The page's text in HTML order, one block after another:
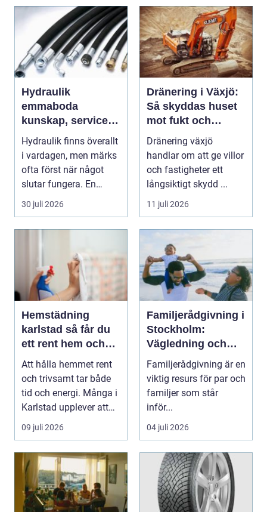
Hydraulik
emmaboda
kunskap, service
och rätt lösningar
när du behöver
dem
Hydraulik finns överallt
i vardagen, men märks
ofta först när något
slutar fungera. En
läckande slan...
30 juli 2026
Dränering i Växjö:
Så skyddas huset
mot fukt och
vattenskador
Dränering växjö
handlar om att ge villor
och fastigheter ett
långsiktigt skydd ...
11 juli 2026
Hemstädning
karlstad så får du
ett rent hem och
mer tid över
Att hålla hemmet rent
och trivsamt tar både
tid och energi. Många i
Karlstad upplever att
städningen...
09 juli 2026
Familjerådgivning i
Stockholm:
Vägledning och
stöd för relationer i
kris
Familjerådgivning är en
viktig resurs för par och
familjer som står
inför...
04 juli 2026